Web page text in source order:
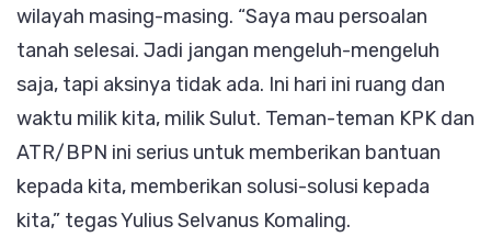
wilayah masing-masing. “Saya mau persoalan
tanah selesai. Jadi jangan mengeluh-mengeluh
saja, tapi aksinya tidak ada. Ini hari ini ruang dan
waktu milik kita, milik Sulut. Teman-teman KPK dan
ATR/BPN ini serius untuk memberikan bantuan
kepada kita, memberikan solusi-solusi kepada
kita,” tegas Yulius Selvanus Komaling.